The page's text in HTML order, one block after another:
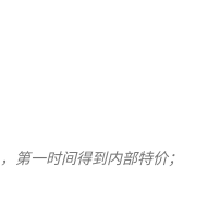
，第一时间得到内部特价；